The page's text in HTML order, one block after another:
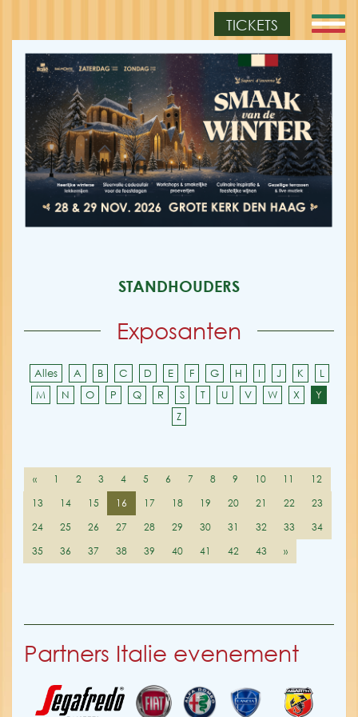
TICKETS
STANDHOUDERS
Exposanten
Alles A B C D E F G H I J K
L
M
N O P Q R S T U V W X
Y
Z
« 1 2 3 4 5 6 7 8 9 10 11
12
13
14 15 16 17 18 19 20 21 22
23
24
25 26 27 28 29 30 31 32 33
34
35
36 37 38 39 40 41 42 43 »
Partners Italie evenement